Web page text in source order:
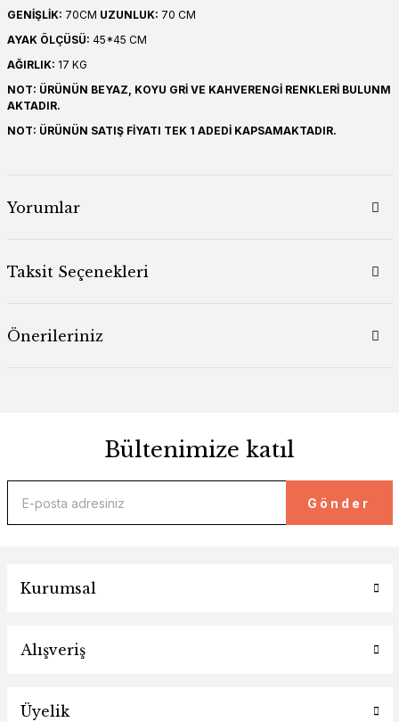
GENİŞLİK: 70CM UZUNLUK: 70 CM
AYAK ÖLÇÜSÜ: 45*45 CM
AĞIRLIK: 17 KG
NOT: ÜRÜNÜN BEYAZ, KOYU GRİ VE KAHVERENGİ RENKLERİ BULUNM
AKTADIR.
NOT: ÜRÜNÜN SATIŞ FİYATI TEK 1 ADEDİ KAPSAMAKTADIR.
Yorumlar
Taksit Seçenekleri
Önerileriniz
Bültenimize katıl
Gönder
Kurumsal
Alışveriş
Üyelik